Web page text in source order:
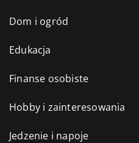
Dom i ogród
Edukacja
Finanse osobiste
Hobby i zainteresowania
Jedzenie i napoje